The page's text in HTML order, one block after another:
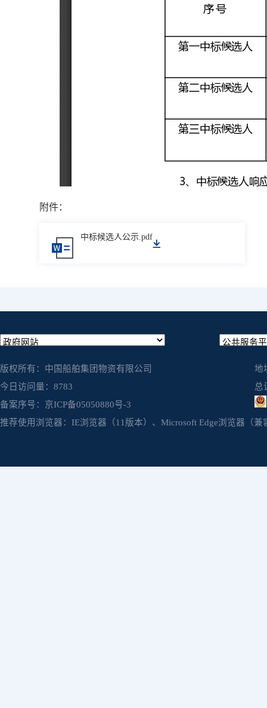
附件：
中标候选人公示.pdf
版权所有：中国船舶集团物资有限公司
今日访问量： 8783
备案序号：京ICP备05050880号-3
地
总
推荐使用浏览器：IE浏览器（11版本）、Microsoft Edge浏览器（兼